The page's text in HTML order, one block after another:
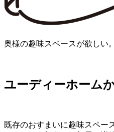
奥様の趣味スペースが欲しい。
ユーディーホーム
既存のおすまいに趣味スペー